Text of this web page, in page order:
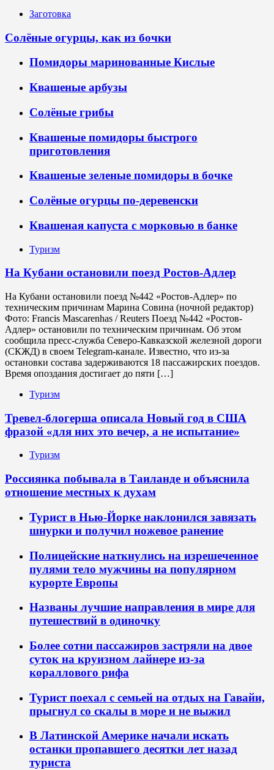
Заготовка
Солёные огурцы, как из бочки
Помидоры маринованные Кислые
Квашеные арбузы
Солёные грибы
Квашеные помидоры быстрого
приготовления
Квашеные зеленые помидоры в бочке
Солёные огурцы по-деревенски
Квашеная капуста с морковью в банке
Туризм
На Кубани остановили поезд Ростов-Адлер
На Кубани остановили поезд №442 «Ростов-Адлер» по
техническим причинам Марина Совина (ночной редактор)
Фото: Francis Mascarenhas / Reuters Поезд №442 «Ростов-
Адлер» остановили по техническим причинам. Об этом
сообщила пресс-служба Северо-Кавказской железной дороги
(СКЖД) в своем Telegram-канале. Известно, что из-за
остановки состава задерживаются 18 пассажирских поездов.
Время опоздания достигает до пяти […]
Туризм
Тревел-блогерша описала Новый год в США
фразой «для них это вечер, а не испытание»
Туризм
Россиянка побывала в Таиланде и объяснила
отношение местных к духам
Турист в Нью-Йорке наклонился завязать
шнурки и получил ножевое ранение
Полицейские наткнулись на изрешеченное
пулями тело мужчины на популярном
курорте Европы
Названы лучшие направления в мире для
путешествий в одиночку
Более сотни пассажиров застряли на двое
суток на круизном лайнере из-за
кораллового рифа
Турист поехал с семьей на отдых на Гавайи,
прыгнул со скалы в море и не выжил
В Латинской Америке начали искать
останки пропавшего десятки лет назад
туриста